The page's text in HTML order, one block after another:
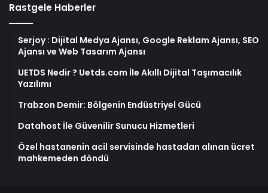
Rastgele Haberler
Serjoy : Dijital Medya Ajansı, Google Reklam Ajansı, SEO
Ajansı ve Web Tasarım Ajansı
UETDS Nedir ? Uetds.com İle Akıllı Dijital Taşımacılık
Yazılımı
Trabzon Demir: Bölgenin Endüstriyel Gücü
Datahost İle Güvenilir Sunucu Hizmetleri
Özel hastanenin acil servisinde hastadan alınan ücret
mahkemeden döndü